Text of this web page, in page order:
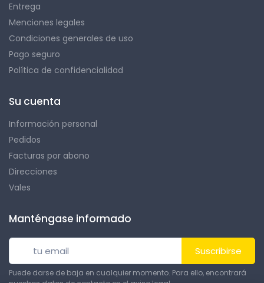
Entrega
Menciones legales
Condiciones generales de uso
Pago seguro
Política de confidencialidad
Su cuenta
Información personal
Pedidos
Facturas por abono
Direcciones
Vales
Manténgase informado
Suscribirse
Puede darse de baja en cualquier momento. Para ello, encontrará